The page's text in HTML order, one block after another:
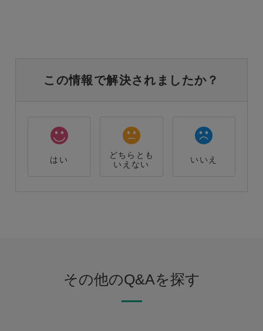
この情報で解決されましたか？
はい
どちらとも
いえない
いいえ
その他のQ&Aを探す